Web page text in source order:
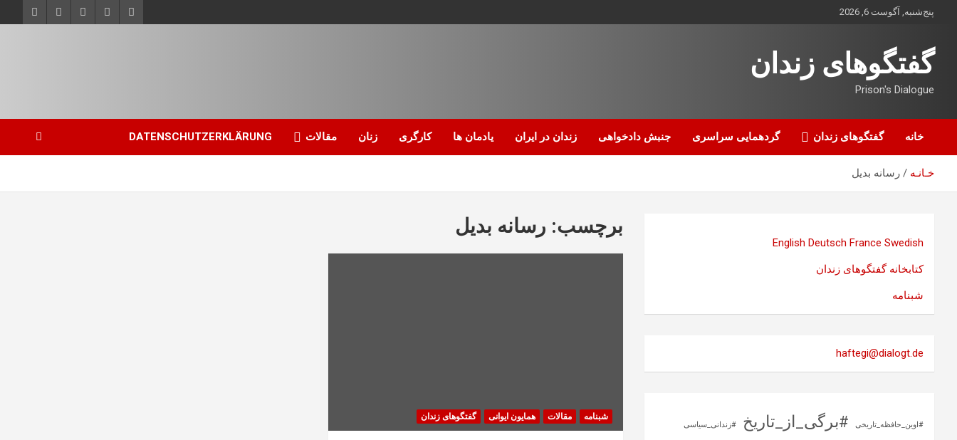
محتوا
پنج‌شنبه, آگوست 6, 2026
گفتگوهای زندان
Prison's Dialogue
خانه گفتگوهای زندان گردهمایی سراسری جنبش دادخواهی زندان در ایران یادمان ها کارگری زنان مقالات DATENSCHUTZERKLÄRUNG
خـانـه رسانه بدیل
برچسب: رسانه بدیل
شبنامه مقالات همایون ایوانی گفتگوهای زندان
English Deutsch France Swedish
کتابخانه گفتگوهای زندان
شبنامه
haftegi@dialogt.de
#اوین_حافظه_تاریخی #برگی_از_تاریخ #زندانی_سیاسی